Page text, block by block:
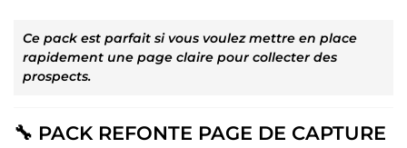
Ce pack est parfait si vous voulez mettre en place
rapidement une page claire pour collecter des
prospects.
🔧 PACK REFONTE PAGE DE CAPTURE